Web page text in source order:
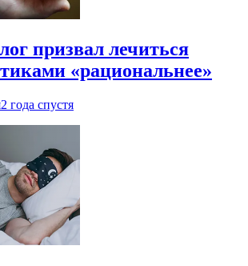
призвал лечиться
«рациональнее»
2 года спустя